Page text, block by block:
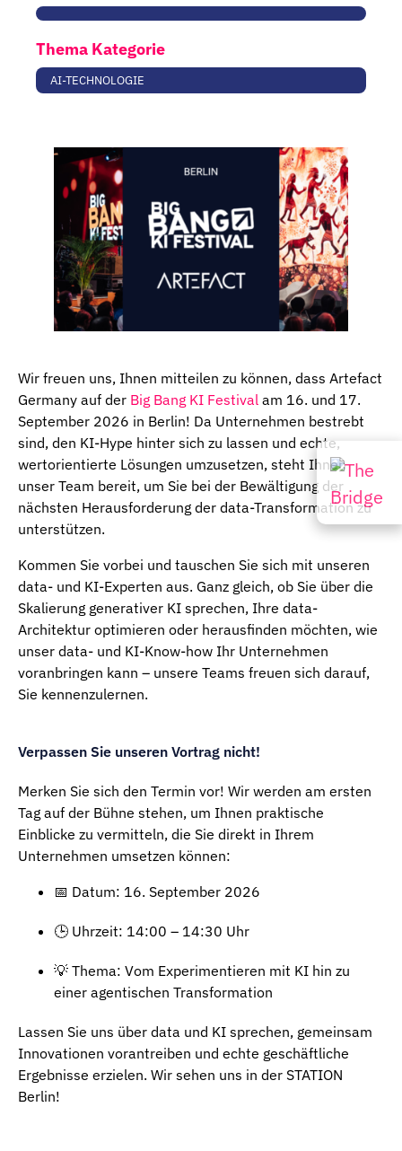
Wir freuen uns, Ihnen mitteilen zu können, dass Artefact
Germany auf der Big Bang KI Festival am 16. und 17.
September 2026 in Berlin! Da Unternehmen bestrebt
sind, den KI-Hype hinter sich zu lassen und echte,
wertorientierte Lösungen umzusetzen, steht Ihnen
unser Team bereit, um Sie bei der Bewältigung der
nächsten Herausforderung der data-Transformation zu
unterstützen.
Kommen Sie vorbei und tauschen Sie sich mit unseren
data- und KI-Experten aus. Ganz gleich, ob Sie über die
Skalierung generativer KI sprechen, Ihre data-
Architektur optimieren oder herausfinden möchten, wie
unser data- und KI-Know-how Ihr Unternehmen
voranbringen kann – unsere Teams freuen sich darauf,
Sie kennenzulernen.
Verpassen Sie unseren Vortrag nicht!
Merken Sie sich den Termin vor! Wir werden am ersten
Tag auf der Bühne stehen, um Ihnen praktische
Einblicke zu vermitteln, die Sie direkt in Ihrem
Unternehmen umsetzen können:
📅 Datum: 16. September 2026
🕒 Uhrzeit: 14:00 – 14:30 Uhr
💡 Thema: Vom Experimentieren mit KI hin zu
einer agentischen Transformation
Lassen Sie uns über data und KI sprechen, gemeinsam
Innovationen vorantreiben und echte geschäftliche
Ergebnisse erzielen. Wir sehen uns in der STATION
Berlin!
Thema Kategorie
AI-TECHNOLOGIE